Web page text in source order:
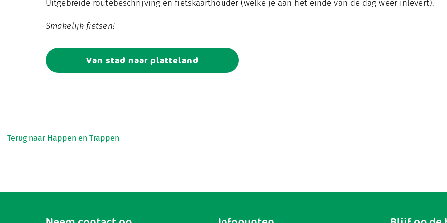
Uitgebreide routebeschrijving en fietskaarthouder (welke je aan het einde van de dag weer inlevert).
Smakelijk fietsen!
Van stad naar platteland
Terug naar Happen en Trappen